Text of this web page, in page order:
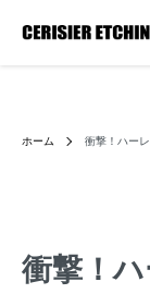
ホーム 衝撃！ハー
衝撃！